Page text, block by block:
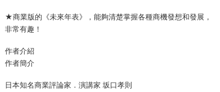
★商業版的《未來年表》，能夠清楚掌握各種商機發想和發展，
非常有趣！
作者介紹
作者簡介
日本知名商業評論家．演講家 坂口孝則